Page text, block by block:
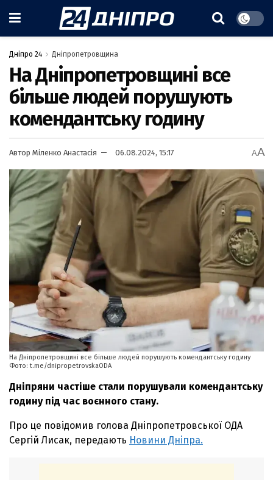
Дніпро 24 Дніпропетровщина
На Дніпропетровщині все
більше людей порушують
комендантську годину
Автор Міленко Анастасія 06.08.2024, 15:17 AA
На Дніпропетровщині все більше людей порушують комендантську годину
Фото: t.me/dnipropetrovskaODA
Дніпряни частіше стали порушували комендантську
годину під час воєнного стану.
Про це повідомив голова Дніпропетровської ОДА
Сергій Лисак, передають Новини Дніпра.